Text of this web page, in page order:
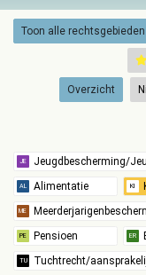
Toon alle rechtsgebieden
Overzicht